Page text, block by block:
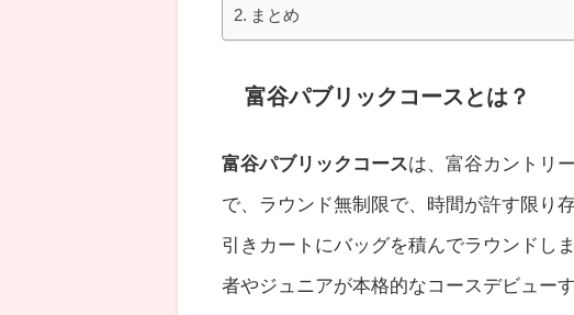
まとめ
富谷パブリックコースとは？
富谷パブリックコースは、富谷カントリ
で、ラウンド無制限で、時間が許す限り
引きカートにバッグを積んでラウンドし
者やジュニアが本格的なコースデビュー